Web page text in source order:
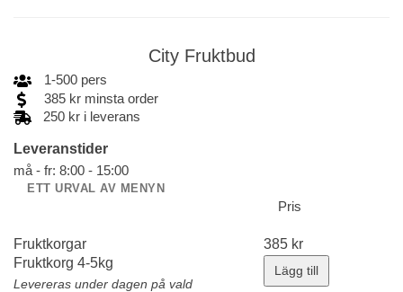
City Fruktbud
1-500 pers
385 kr minsta order
250 kr i leverans
Leveranstider
må - fr: 8:00 - 15:00
ETT URVAL AV MENYN
Pris
Fruktkorgar
Fruktkorg 4-5kg
Levereras under dagen på vald
385 kr
Lägg till